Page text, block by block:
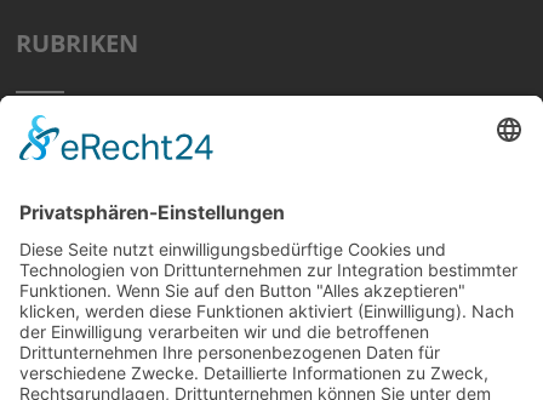
RUBRIKEN
Home
Tipps
Wissen
Strom Top30
F&A